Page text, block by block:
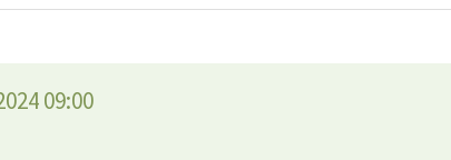
09:00